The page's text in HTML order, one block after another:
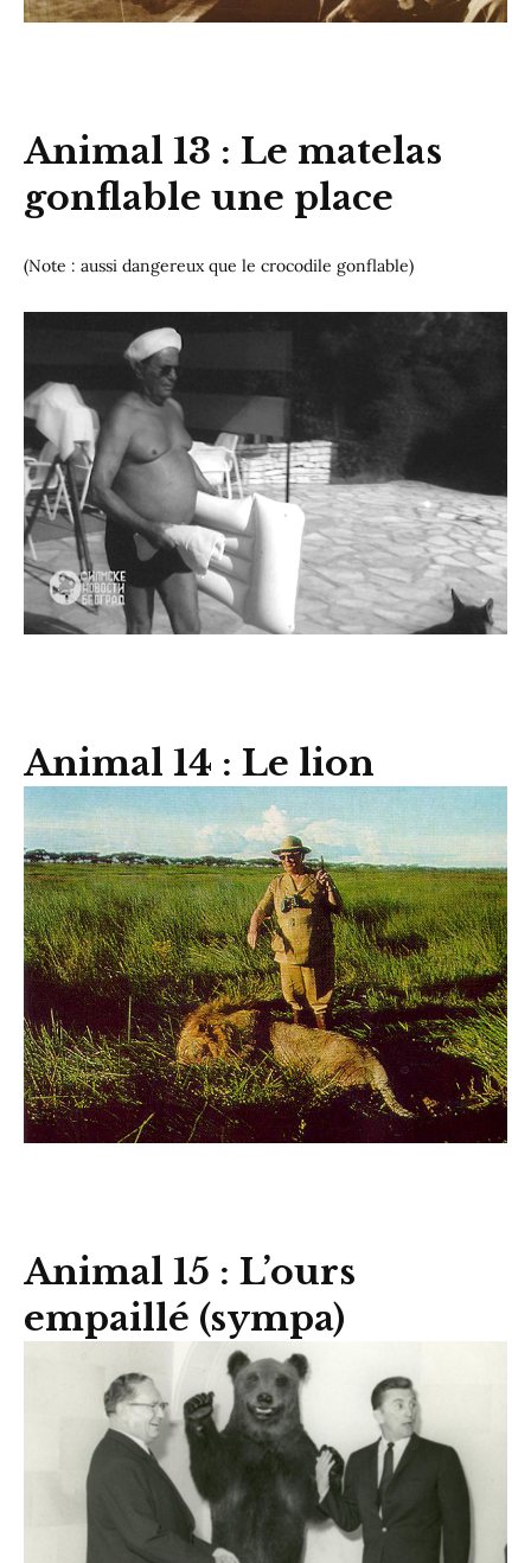
Animal 13 : Le matelas
gonflable une place
(Note : aussi dangereux que le crocodile gonflable)
Animal 14 : Le lion
Animal 15 : L’ours
empaillé (sympa)